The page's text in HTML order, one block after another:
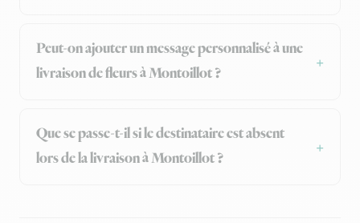
Peut-on ajouter un message personnalisé à une
livraison de fleurs à Montoillot ?
Que se passe-t-il si le destinataire est absent
lors de la livraison à Montoillot ?